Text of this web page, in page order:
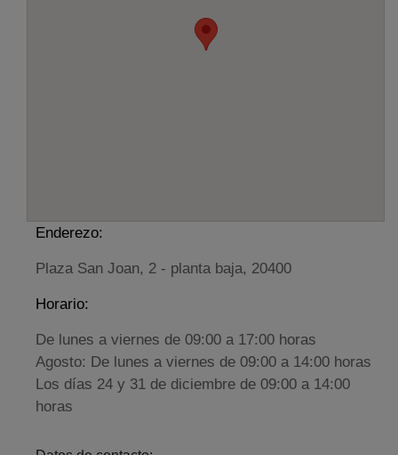
Enderezo:
Plaza San Joan, 2 - planta baja, 20400
Horario:
De lunes a viernes de 09:00 a 17:00 horas
Agosto: De lunes a viernes de 09:00 a 14:00 horas
Los días 24 y 31 de diciembre de 09:00 a 14:00
horas